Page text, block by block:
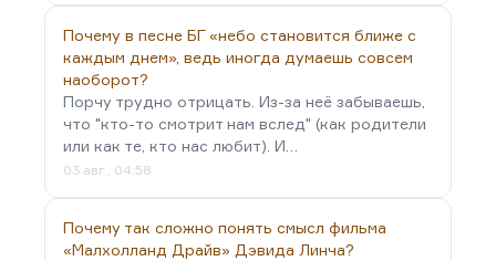
Почему в песне БГ «небо становится ближе с
каждым днем», ведь иногда думаешь совсем
наоборот?
Порчу трудно отрицать. Из-за неё забываешь,
что "кто-то смотрит нам вслед" (как родители
или как те, кто нас любит). И…
03 авг., 04:58
Почему так сложно понять смысл фильма
«Малхолланд Драйв» Дэвида Линча?